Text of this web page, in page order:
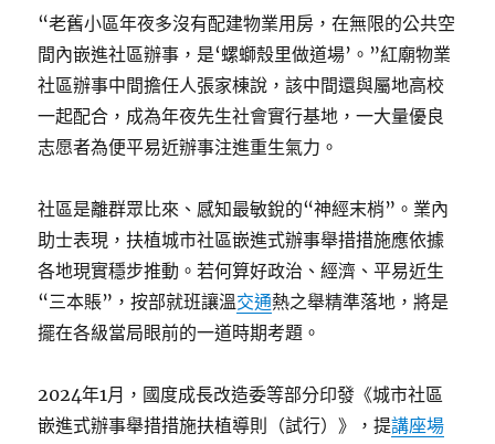
“老舊小區年夜多沒有配建物業用房，在無限的公共空
間內嵌進社區辦事，是‘螺螄殼里做道場’。”紅廟物業
社區辦事中間擔任人張家棟說，該中間還與屬地高校
一起配合，成為年夜先生社會實行基地，一大量優良
志愿者為便平易近辦事注進重生氣力。
社區是離群眾比來、感知最敏銳的“神經末梢”。業內
助士表現，扶植城市社區嵌進式辦事舉措措施應依據
各地現實穩步推動。若何算好政治、經濟、平易近生
“三本賬”，按部就班讓溫交通熱之舉精準落地，將是
擺在各級當局眼前的一道時期考題。
2024年1月，國度成長改造委等部分印發《城市社區
嵌進式辦事舉措措施扶植導則（試行）》，提講座場